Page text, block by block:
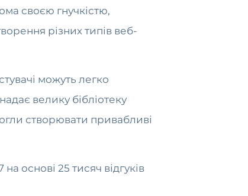
своєю гнучкістю,
різних типів веб-
можуть легко
велику бібліотеку
створювати привабливі
основі 25 тисяч відгуків